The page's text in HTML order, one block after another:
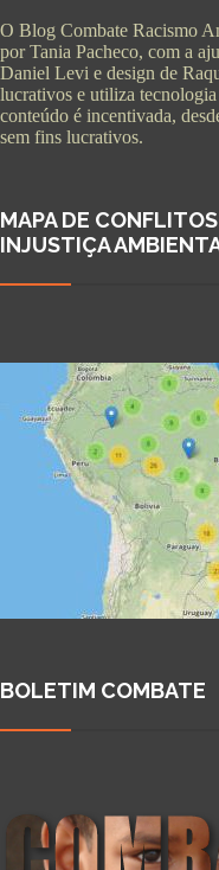
O Blog Combate Racismo
por Tania Pacheco, com a
Daniel Levi e design de
lucrativos e utiliza
conteúdo é incentivada,
sem fins lucrativos.
MAPA DE
INJUSTIÇA
BOLETIM COMBATE